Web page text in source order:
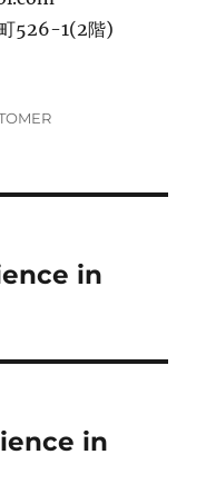
526-1(2階)
in
in